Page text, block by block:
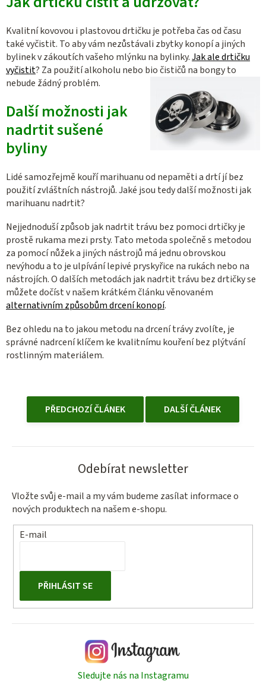
Kvalitní kovovou i plastovou drtičku je potřeba čas od času
také vyčistit. To aby vám nezůstávali zbytky konopí a jiných
bylinek v zákoutích vašeho mlýnku na bylinky.Jak ale drtičku
vyčistit? Za použití alkoholu nebo bio čističů na bongy to
nebude žádný problém.
Další možnosti jak
nadrtit sušené
byliny
Lidé samozřejmě kouří marihuanu od nepaměti a drtí jí bez
použití zvláštních nástrojů. Jaké jsou tedy další možnosti jak
marihuanu nadrtit?
Nejjednoduší způsob jak nadrtit trávu bez pomoci drtičky je
prostě rukama mezi prsty. Tato metoda společně s metodou
za pomocí nůžek a jiných nástrojů má jednu obrovskou
nevýhodu a to je ulpívání lepivé pryskyřice na rukách nebo na
nástrojích. O dalších metodách jak nadrtit trávu bez drtičky se
můžete dočíst v našem krátkém článku věnovaném
alternativním způsobům drcení konopí.
Bez ohledu na to jakou metodu na drcení trávy zvolíte, je
správné nadrcení klíčem ke kvalitnímu kouření bez plýtvání
rostlinným materiálem.
PŘEDCHOZÍ ČLÁNEK DALŠÍ ČLÁNEK
Odebírat newsletter
Vložte svůj e-mail a my vám budeme zasílat informace o
nových produktech na našem e-shopu.
E-mail
PŘIHLÁSIT SE
Sledujte nás na Instagramu